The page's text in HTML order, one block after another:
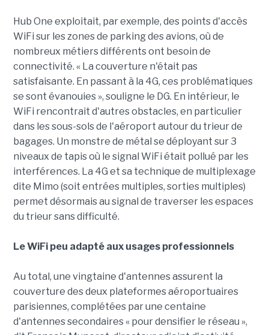
Hub One exploitait, par exemple, des points d'accès
WiFi sur les zones de parking des avions, où de
nombreux métiers différents ont besoin de
connectivité. « La couverture n'était pas
satisfaisante. En passant à la 4G, ces problématiques
se sont évanouies », souligne le DG. En intérieur, le
WiFi rencontrait d'autres obstacles, en particulier
dans les sous-sols de l'aéroport autour du trieur de
bagages. Un monstre de métal se déployant sur 3
niveaux de tapis où le signal WiFi était pollué par les
interférences. La 4G et sa technique de multiplexage
dite Mimo (soit entrées multiples, sorties multiples)
permet désormais au signal de traverser les espaces
du trieur sans difficulté.
Le WiFi peu adapté aux usages professionnels
Au total, une vingtaine d'antennes assurent la
couverture des deux plateformes aéroportuaires
parisiennes, complétées par une centaine
d'antennes secondaires « pour densifier le réseau »,